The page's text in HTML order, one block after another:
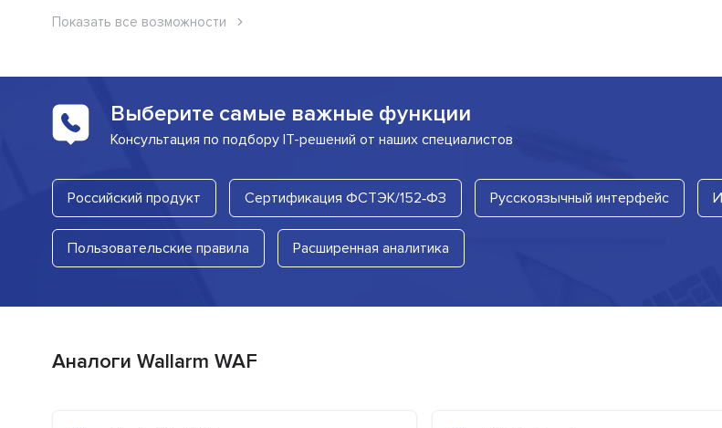
Показать все возможности
Выберите самые важные функции
Консультация по подбору IT-решений от наших специалистов
Российский продукт Сертификация ФСТЭК/152‑ФЗ Русскоязычный интерфейс
Пользовательские правила Расширенная аналитика
Аналоги Wallarm WAF